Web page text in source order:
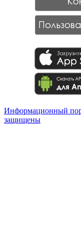
Информационный
защищены